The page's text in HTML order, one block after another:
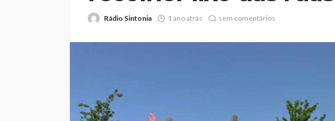
Rádio Sintonia 1 ano atrás sem comentários
no relvado do Marcolino
Castro